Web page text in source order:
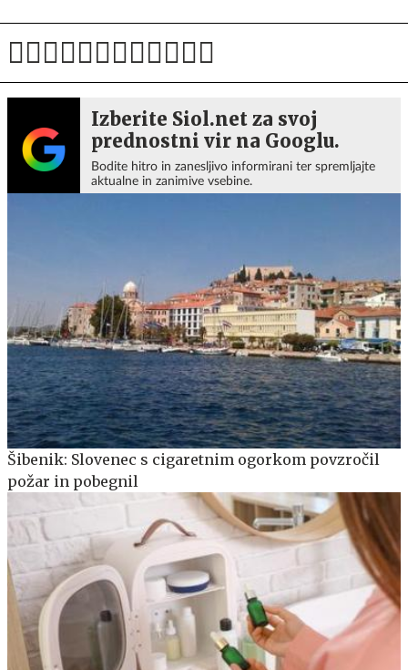
Izberite Siol.net za svoj
prednostni vir na Googlu.
Bodite hitro in zanesljivo informirani ter spremljajte
aktualne in zanimive vsebine.
Šibenik: Slovenec s cigaretnim ogorkom povzročil
požar in pobegnil